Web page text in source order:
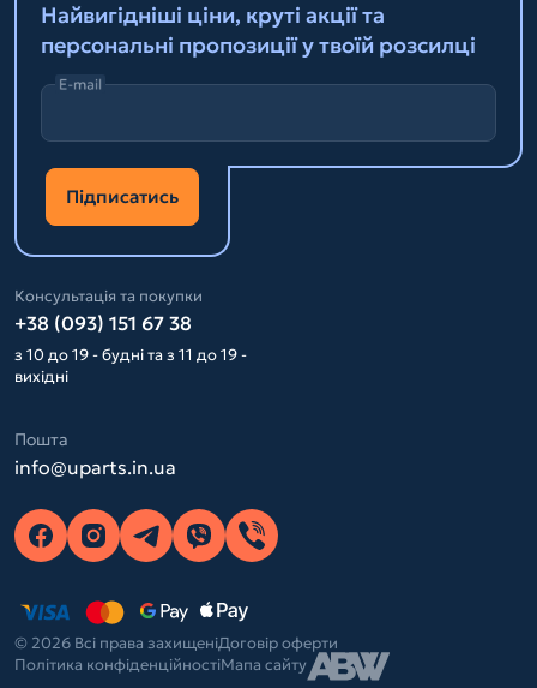
Найвигідніші ціни, круті акції та
персональні пропозиції у твоїй розсилці
E-mail
Підписатись
Консультація та покупки
+38 (093) 151 67 38
з 10 до 19 - будні та з 11 до 19 -
вихідні
Пошта
info@uparts.in.ua
© 2026 Всі права захищеніДоговір оферти
Політика конфіденційностіМапа сайту